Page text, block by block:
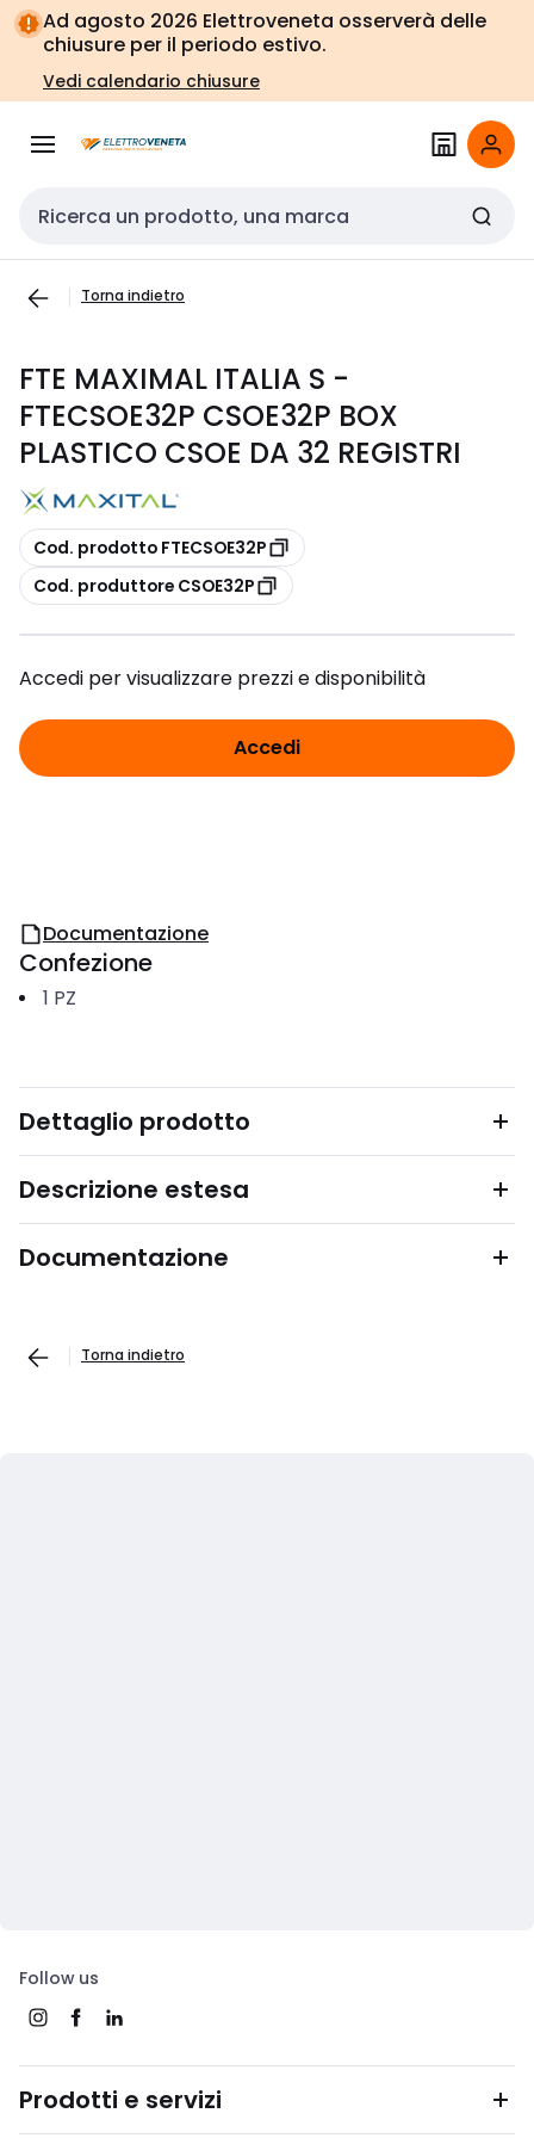
Vai alla
navigazione
Vai
alla
pagina
Ad agosto 2026 Elettroveneta osserverà delle
chiusure per il periodo estivo.
Vedi calendario chiusure
Cerca input
Torna indietro
FTE MAXIMAL ITALIA S -
FTECSOE32P CSOE32P BOX
PLASTICO CSOE DA 32 REGISTRI
copia
Cod. prodotto FTECSOE32P
copia
Cod. produttore CSOE32P
Accedi per visualizzare prezzi e disponibilità
Accedi
Documentazione
Confezione
1 PZ
Dettaglio prodotto
Descrizione estesa
Documentazione
Torna indietro
Follow us
Prodotti e servizi